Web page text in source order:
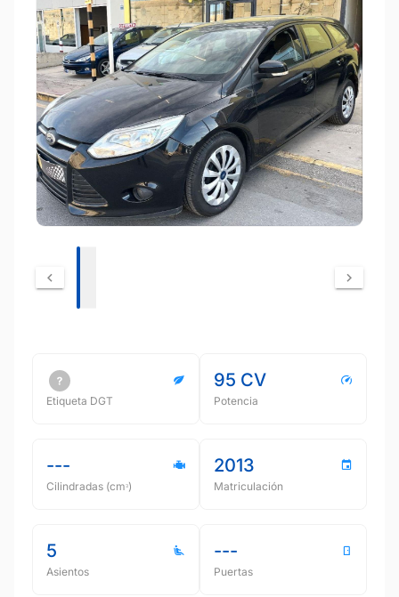
Etiqueta DGT
95 CV
Potencia
---
Cilindradas (cmᵌ)
2013
Matriculación
5
Asientos
---
Puertas